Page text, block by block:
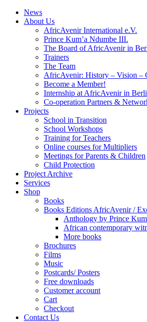
News
About Us
AfricAvenir International e.V.
Prince Kum’a Ndumbe III.
The Board of AfricAvenir in
Trainers
The Team
AfricAvenir: History – Vision –
Become a Member!
Internship at AfricAvenir in
Co-operation Partners &
Projects
School in Transition
School Workshops
Training for Teachers
Online courses for Multipliers
Meetings for Parents & Children
Child Protection
Project Archive
Services
Shop
Books
Books Editions AfricAvenir /
Anthology by Prince
African contemporary
More books
Brochures
Films
Music
Postcards/ Posters
Free downloads
Customer account
Cart
Checkout
Contact Us